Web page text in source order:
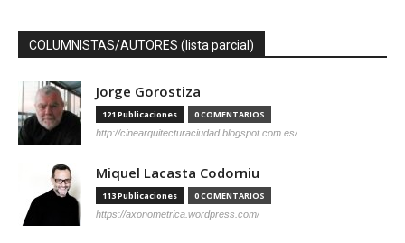
COLUMNISTAS/AUTORES (lista parcial)
Jorge Gorostiza
121 Publicaciones 0 COMENTARIOS
http://cinearquitecturaciudad.blogspot.com.es/
Miquel Lacasta Codorniu
113 Publicaciones 0 COMENTARIOS
https://axonometrica.wordpress.com/